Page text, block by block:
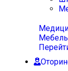
Мебель